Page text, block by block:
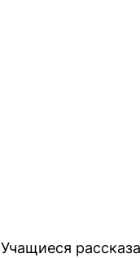
Учащиеся